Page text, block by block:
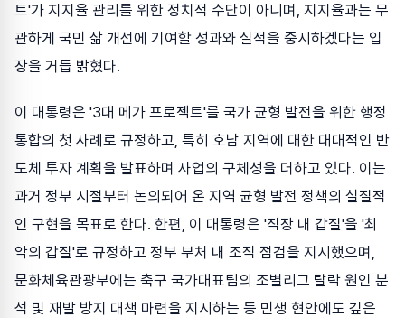
트'가 지지율 관리를 위한 정치적 수단이 아니며, 지지율과는 무
관하게 국민 삶 개선에 기여할 성과와 실적을 중시하겠다는 입
장을 거듭 밝혔다.
이 대통령은 '3대 메가 프로젝트'를 국가 균형 발전을 위한 행정
통합의 첫 사례로 규정하고, 특히 호남 지역에 대한 대대적인 반
도체 투자 계획을 발표하며 사업의 구체성을 더하고 있다. 이는
과거 정부 시절부터 논의되어 온 지역 균형 발전 정책의 실질적
인 구현을 목표로 한다. 한편, 이 대통령은 '직장 내 갑질'을 '최
악의 갑질'로 규정하고 정부 부처 내 조직 점검을 지시했으며,
문화체육관광부에는 축구 국가대표팀의 조별리그 탈락 원인 분
석 및 재발 방지 대책 마련을 지시하는 등 민생 현안에도 깊은